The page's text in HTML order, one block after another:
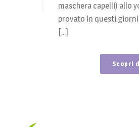
maschera capelli) allo
provato in questi
[...]
Scopri